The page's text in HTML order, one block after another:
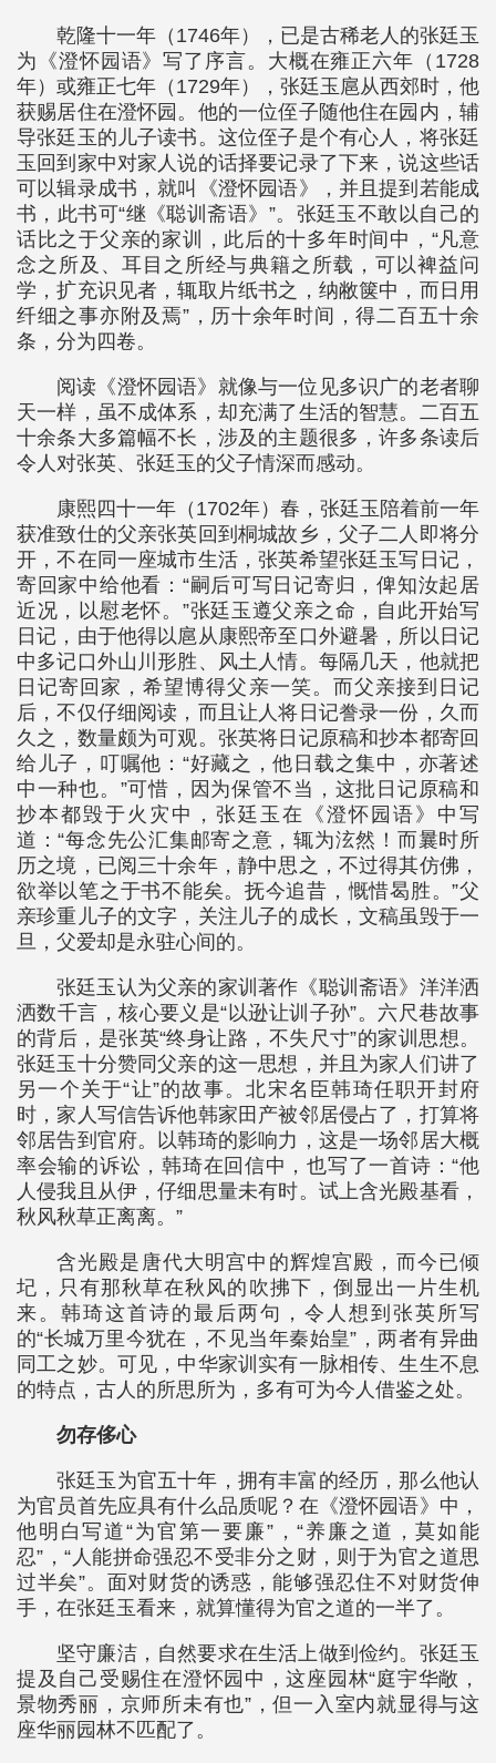
乾隆十一年（1746年），已是古稀老人的张廷玉
为《澄怀园语》写了序言。大概在雍正六年（1728
年）或雍正七年（1729年），张廷玉扈从西郊时，他
获赐居住在澄怀园。他的一位侄子随他住在园内，辅
导张廷玉的儿子读书。这位侄子是个有心人，将张廷
玉回到家中对家人说的话择要记录了下来，说这些话
可以辑录成书，就叫《澄怀园语》，并且提到若能成
书，此书可“继《聪训斋语》”。张廷玉不敢以自己的
话比之于父亲的家训，此后的十多年时间中，“凡意
念之所及、耳目之所经与典籍之所载，可以裨益问
学，扩充识见者，辄取片纸书之，纳敝箧中，而日用
纤细之事亦附及焉”，历十余年时间，得二百五十余
条，分为四卷。
阅读《澄怀园语》就像与一位见多识广的老者聊
天一样，虽不成体系，却充满了生活的智慧。二百五
十余条大多篇幅不长，涉及的主题很多，许多条读后
令人对张英、张廷玉的父子情深而感动。
康熙四十一年（1702年）春，张廷玉陪着前一年
获准致仕的父亲张英回到桐城故乡，父子二人即将分
开，不在同一座城市生活，张英希望张廷玉写日记，
寄回家中给他看：“嗣后可写日记寄归，俾知汝起居
近况，以慰老怀。”张廷玉遵父亲之命，自此开始写
日记，由于他得以扈从康熙帝至口外避暑，所以日记
中多记口外山川形胜、风土人情。每隔几天，他就把
日记寄回家，希望博得父亲一笑。而父亲接到日记
后，不仅仔细阅读，而且让人将日记誊录一份，久而
久之，数量颇为可观。张英将日记原稿和抄本都寄回
给儿子，叮嘱他：“好藏之，他日载之集中，亦著述
中一种也。”可惜，因为保管不当，这批日记原稿和
抄本都毁于火灾中，张廷玉在《澄怀园语》中写
道：“每念先公汇集邮寄之意，辄为泫然！而曩时所
历之境，已阅三十余年，静中思之，不过得其仿佛，
欲举以笔之于书不能矣。抚今追昔，慨惜曷胜。”父
亲珍重儿子的文字，关注儿子的成长，文稿虽毁于一
旦，父爱却是永驻心间的。
张廷玉认为父亲的家训著作《聪训斋语》洋洋洒
洒数千言，核心要义是“以逊让训子孙”。六尺巷故事
的背后，是张英“终身让路，不失尺寸”的家训思想。
张廷玉十分赞同父亲的这一思想，并且为家人们讲了
另一个关于“让”的故事。北宋名臣韩琦任职开封府
时，家人写信告诉他韩家田产被邻居侵占了，打算将
邻居告到官府。以韩琦的影响力，这是一场邻居大概
率会输的诉讼，韩琦在回信中，也写了一首诗：“他
人侵我且从伊，仔细思量未有时。试上含光殿基看，
秋风秋草正离离。”
含光殿是唐代大明宫中的辉煌宫殿，而今已倾
圮，只有那秋草在秋风的吹拂下，倒显出一片生机
来。韩琦这首诗的最后两句，令人想到张英所写
的“长城万里今犹在，不见当年秦始皇”，两者有异曲
同工之妙。可见，中华家训实有一脉相传、生生不息
的特点，古人的所思所为，多有可为今人借鉴之处。
勿存侈心
张廷玉为官五十年，拥有丰富的经历，那么他认
为官员首先应具有什么品质呢？在《澄怀园语》中，
他明白写道“为官第一要廉”，“养廉之道，莫如能
忍”，“人能拼命强忍不受非分之财，则于为官之道思
过半矣”。面对财货的诱惑，能够强忍住不对财货伸
手，在张廷玉看来，就算懂得为官之道的一半了。
坚守廉洁，自然要求在生活上做到俭约。张廷玉
提及自己受赐住在澄怀园中，这座园林“庭宇华敞，
景物秀丽，京师所未有也”，但一入室内就显得与这
座华丽园林不匹配了。